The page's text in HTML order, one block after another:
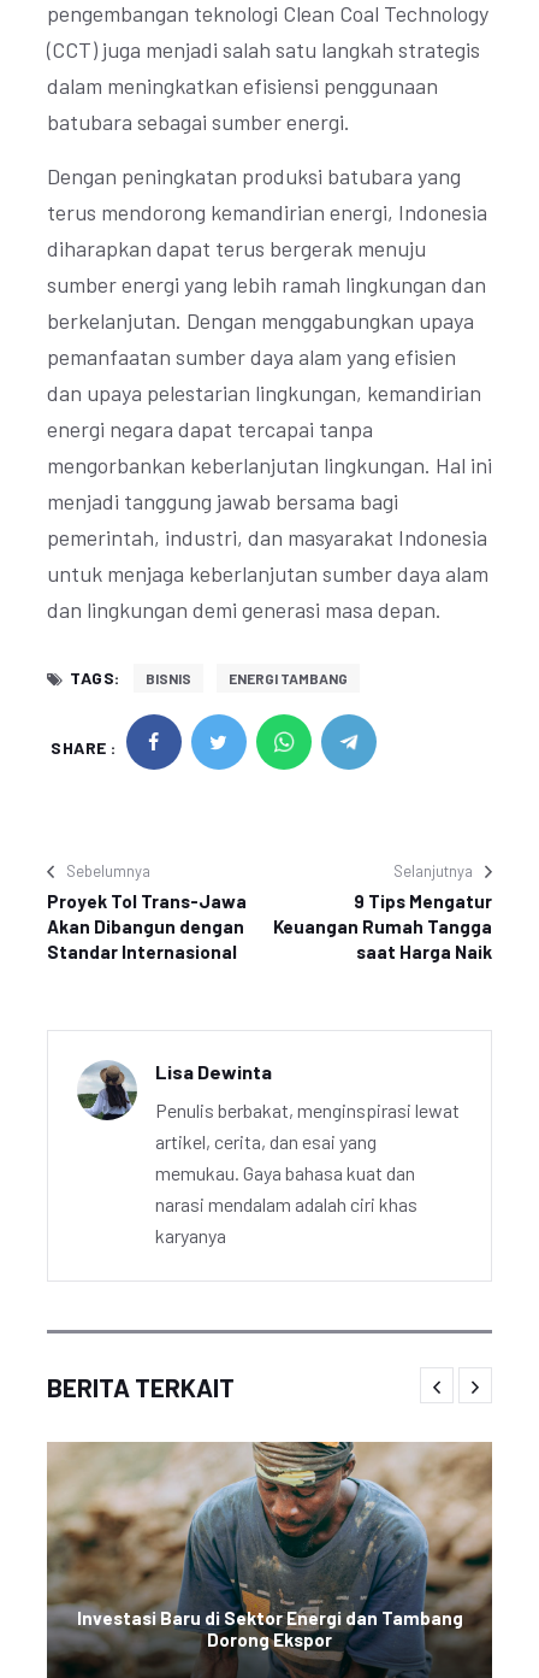
pengembangan teknologi Clean Coal Technology
(CCT) juga menjadi salah satu langkah strategis
dalam meningkatkan efisiensi penggunaan
batubara sebagai sumber energi.
Dengan peningkatan produksi batubara yang
terus mendorong kemandirian energi, Indonesia
diharapkan dapat terus bergerak menuju
sumber energi yang lebih ramah lingkungan dan
berkelanjutan. Dengan menggabungkan upaya
pemanfaatan sumber daya alam yang efisien
dan upaya pelestarian lingkungan, kemandirian
energi negara dapat tercapai tanpa
mengorbankan keberlanjutan lingkungan. Hal ini
menjadi tanggung jawab bersama bagi
pemerintah, industri, dan masyarakat Indonesia
untuk menjaga keberlanjutan sumber daya alam
dan lingkungan demi generasi masa depan.
TAGS: BISNIS ENERGI TAMBANG
SHARE :
Sebelumnya
Proyek Tol Trans-Jawa
Akan Dibangun dengan
Standar Internasional
Selanjutnya
9 Tips Mengatur
Keuangan Rumah Tangga
saat Harga Naik
Lisa Dewinta
Penulis berbakat, menginspirasi lewat
artikel, cerita, dan esai yang
memukau. Gaya bahasa kuat dan
narasi mendalam adalah ciri khas
karyanya
BERITA TERKAIT
Investasi Baru di Sektor Energi dan Tambang
Dorong Ekspor